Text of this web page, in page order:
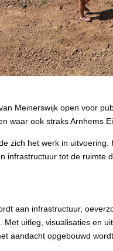
Meinerswijk open voor
waar ook straks Arnhems
zich het werk in
infrastructuur tot de ruimte
aan infrastructuur,
uitleg, visualisaties en
aandacht opgebouwd wordt.